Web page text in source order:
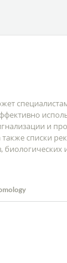
и
также списки